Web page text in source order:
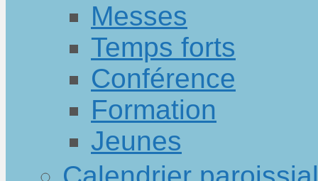
Messes
Temps forts
Conférence
Formation
Jeunes